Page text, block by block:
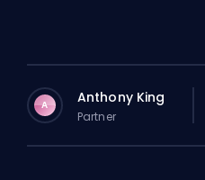
A Anthony King
Partner